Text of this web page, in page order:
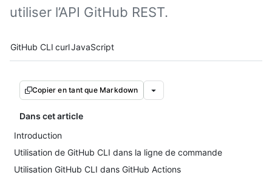
utiliser l’API GitHub REST.
Tool navigation
GitHub CLI curlJavaScript
Copier en tant que Markdown
Dans cet article
Introduction
Utilisation de GitHub CLI dans la ligne de commande
Utilisation GitHub CLI dans GitHub Actions